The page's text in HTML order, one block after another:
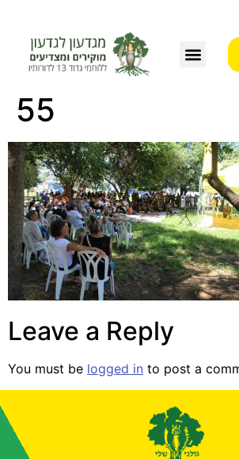
55
Leave a Reply
You must be logged in to post a